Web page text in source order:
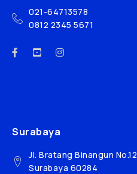
021-64713578
0812 2345 5671
Surabaya
Jl. Bratang Binangun No.12
Surabaya 60284